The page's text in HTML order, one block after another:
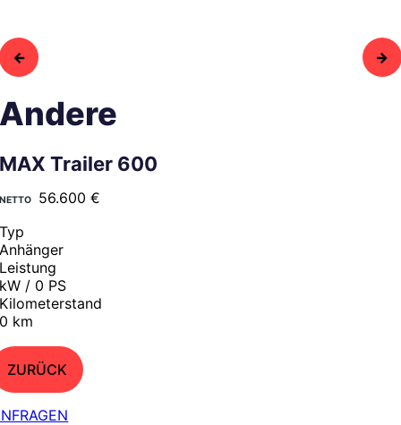
Andere
MAX Trailer 600
56.600 €
Typ
Anhänger
Leistung
kW / 0 PS
Kilometerstand
0 km
ZURÜCK